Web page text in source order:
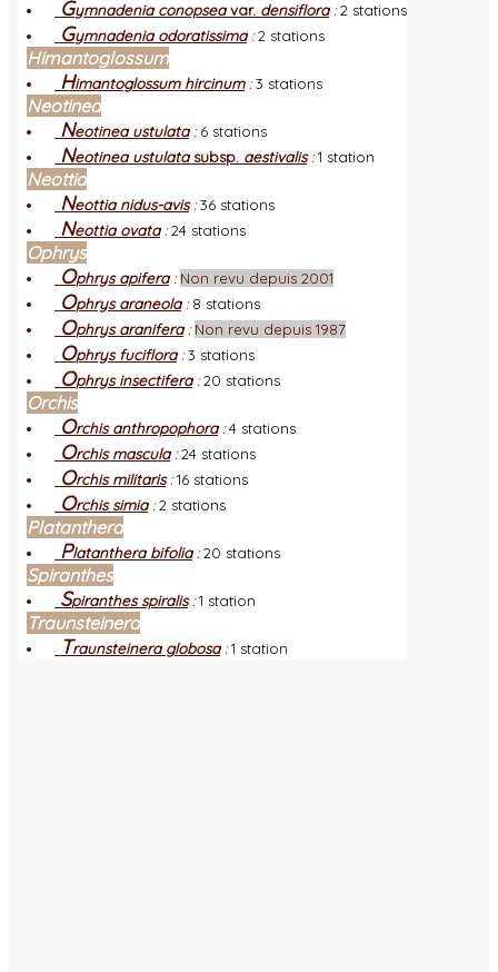
Gymnadenia conopseavar. densiflora:2 stations
Gymnadenia odoratissima:2 stations
Himantoglossum
Himantoglossum hircinum:3 stations
Neotinea
Neotinea ustulata:6 stations
Neotinea ustulatasubsp. aestivalis:1 station
Neottia
Neottia nidus-avis:36 stations
Neottia ovata:24 stations
Ophrys
Ophrys apifera:Non revu depuis 2001
Ophrys araneola:8 stations
Ophrys aranifera:Non revu depuis 1987
Ophrys fuciflora:3 stations
Ophrys insectifera:20 stations
Orchis
Orchis anthropophora:4 stations
Orchis mascula:24 stations
Orchis militaris:16 stations
Orchis simia:2 stations
Platanthera
Platanthera bifolia:20 stations
Spiranthes
Spiranthes spiralis:1 station
Traunsteinera
Traunsteinera globosa:1 station